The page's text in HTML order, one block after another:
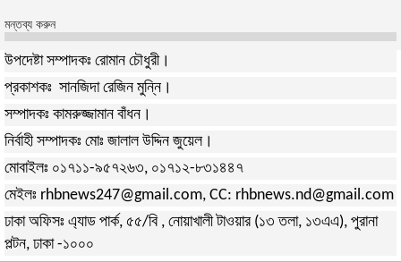
মন্তব্য করুন
উপদেষ্টা সম্পাদকঃ রোমান চৌধুরী।
প্রকাশকঃ সানজিদা রেজিন মুন্নি।
সম্পাদকঃ কামরুজ্জামান বাঁধন।
নির্বাহী সম্পাদকঃ মোঃ জালাল উদ্দিন জুয়েল।
মোবাইলঃ ০১৭১১-৯৫৭২৬৩, ০১৭১২-৮৩১৪৪৭
মেইলঃ rhbnews247@gmail.com, CC: rhbnews.nd@gmail.com
ঢাকা অফিসঃ এ্যাড পার্ক, ৫৫/বি , নোয়াখালী টাওয়ার (১৩ তলা, ১৩এএ), পুরানা
পল্টন, ঢাকা -১০০০